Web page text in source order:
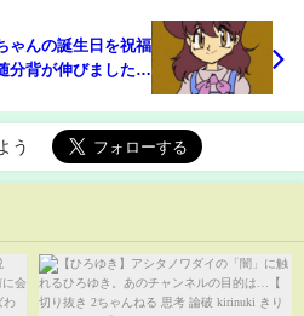
ゃんの誕生日を祝福
背が伸びましたね
う